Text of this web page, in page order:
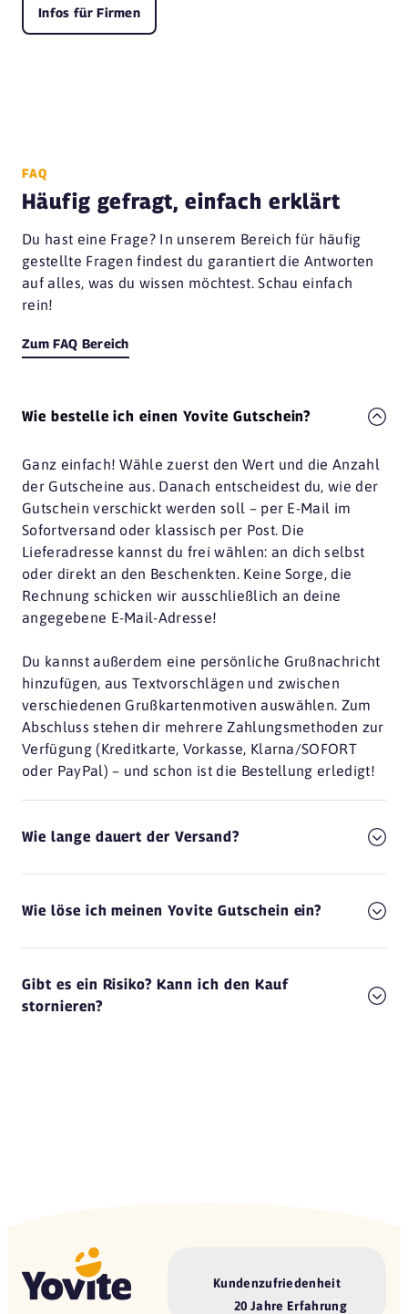
Infos für Firmen
FAQ
Häufig gefragt, einfach erklärt
Du hast eine Frage? In unserem Bereich für häufig
gestellte Fragen findest du garantiert die Antworten
auf alles, was du wissen möchtest. Schau einfach
rein!
Zum FAQ Bereich
Wie bestelle ich einen Yovite Gutschein?
Ganz einfach! Wähle zuerst den Wert und die Anzahl
der Gutscheine aus. Danach entscheidest du, wie der
Gutschein verschickt werden soll – per E-Mail im
Sofortversand oder klassisch per Post. Die
Lieferadresse kannst du frei wählen: an dich selbst
oder direkt an den Beschenkten. Keine Sorge, die
Rechnung schicken wir ausschließlich an deine
angegebene E-Mail-Adresse!
Du kannst außerdem eine persönliche Grußnachricht
hinzufügen, aus Textvorschlägen und zwischen
verschiedenen Grußkartenmotiven auswählen. Zum
Abschluss stehen dir mehrere Zahlungsmethoden zur
Verfügung (Kreditkarte, Vorkasse, Klarna/SOFORT
oder PayPal) – und schon ist die Bestellung erledigt!
Wie lange dauert der Versand?
Wie löse ich meinen Yovite Gutschein ein?
Gibt es ein Risiko? Kann ich den Kauf
stornieren?
Kundenzufriedenheit
20 Jahre Erfahrung